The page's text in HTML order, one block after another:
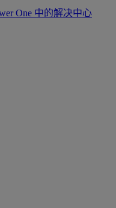
One 中的解决中心